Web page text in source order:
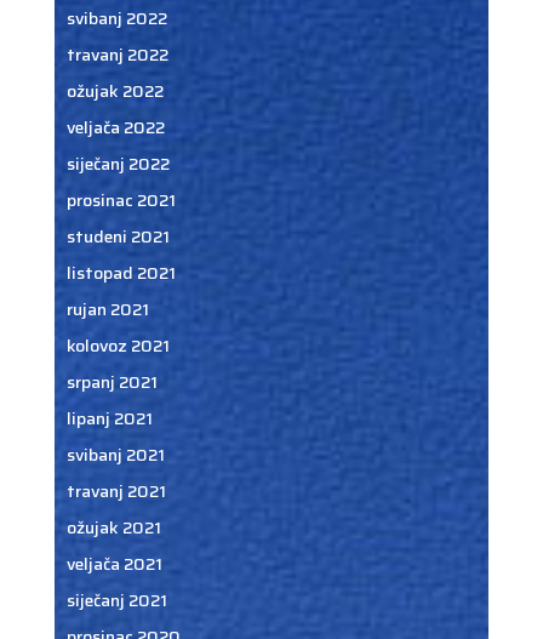
svibanj 2022
travanj 2022
ožujak 2022
veljača 2022
siječanj 2022
prosinac 2021
studeni 2021
listopad 2021
rujan 2021
kolovoz 2021
srpanj 2021
lipanj 2021
svibanj 2021
travanj 2021
ožujak 2021
veljača 2021
siječanj 2021